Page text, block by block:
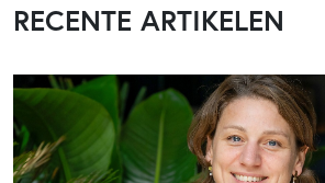
RECENTE ARTIKELEN